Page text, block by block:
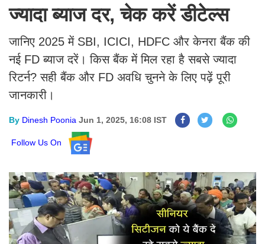
ज्यादा ब्याज दर, चेक करें डीटेल्स
जानिए 2025 में SBI, ICICI, HDFC और केनरा बैंक की
नई FD ब्याज दरें। किस बैंक में मिल रहा है सबसे ज्यादा
रिटर्न? सही बैंक और FD अवधि चुनने के लिए पढ़ें पूरी
जानकारी।
By Dinesh Poonia Jun 1, 2025, 16:08 IST
Follow Us On